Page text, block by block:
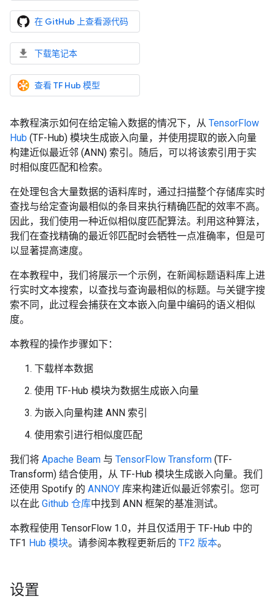
在 GitHub 上查看源代码
下载笔记本
查看 TF Hub 模型
本教程演示如何在给定输入数据的情况下，从 TensorFlow
Hub (TF-Hub) 模块生成嵌入向量，并使用提取的嵌入向量
构建近似最近邻 (ANN) 索引。随后，可以将该索引用于实
时相似度匹配和检索。
在处理包含大量数据的语料库时，通过扫描整个存储库实时
查找与给定查询最相似的条目来执行精确匹配的效率不高。
因此，我们使用一种近似相似度匹配算法。利用这种算法，
我们在查找精确的最近邻匹配时会牺牲一点准确率，但是可
以显著提高速度。
在本教程中，我们将展示一个示例，在新闻标题语料库上进
行实时文本搜索，以查找与查询最相似的标题。与关键字搜
索不同，此过程会捕获在文本嵌入向量中编码的语义相似
度。
本教程的操作步骤如下：
下载样本数据
使用 TF-Hub 模块为数据生成嵌入向量
为嵌入向量构建 ANN 索引
使用索引进行相似度匹配
我们将 Apache Beam 与 TensorFlow Transform (TF-
Transform) 结合使用，从 TF-Hub 模块生成嵌入向量。我们
还使用 Spotify 的 ANNOY 库来构建近似最近邻索引。您可
以在此 Github 仓库中找到 ANN 框架的基准测试。
本教程使用 TensorFlow 1.0，并且仅适用于 TF-Hub 中的
TF1 Hub 模块。请参阅本教程更新后的 TF2 版本。
设置